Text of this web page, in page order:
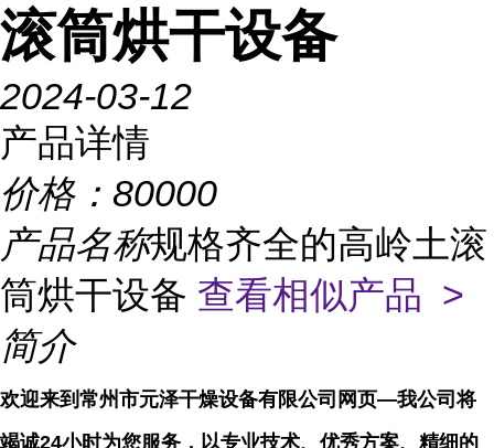
滚筒烘干设备
2024-03-12
产品详情
价格： 80000
产品名称规格齐全的高岭土滚
筒烘干设备 查看相似产品 >
简介
欢迎来到常州市元泽干燥设备有限公司网页—我公司将
竭诚24小时为您服务，以专业技术、优秀方案、精细的